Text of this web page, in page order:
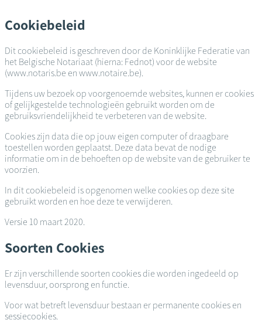
en
naar
inhoud
gaan
Cookiebeleid
Dit cookiebeleid is geschreven door de Koninklijke Federatie van
het Belgische Notariaat (hierna: Fednot) voor de website
(www.notaris.be en www.notaire.be).
Tijdens uw bezoek op voorgenoemde websites, kunnen er cookies
of gelijkgestelde technologieën gebruikt worden om de
gebruiksvriendelijkheid te verbeteren van de website.
Cookies zijn data die op jouw eigen computer of draagbare
toestellen worden geplaatst. Deze data bevat de nodige
informatie om in de behoeften op de website van de gebruiker te
voorzien.
In dit cookiebeleid is opgenomen welke cookies op deze site
gebruikt worden en hoe deze te verwijderen.
Versie 10 maart 2020.
Soorten Cookies
Er zijn verschillende soorten cookies die worden ingedeeld op
levensduur, oorsprong en functie.
Voor wat betreft levensduur bestaan er permanente cookies en
sessiecookies.